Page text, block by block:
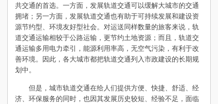
共交通的首选。一方面，发展轨道交通可以缓解大城市的交通
拥堵；另一方面，发展轨道交通也有助于可持续发展和建设资
源节约型、环境友好型社会。对运送同样数量的旅客来说，轨
道交通运输相较于公路运输，更节约土地资源；而且，轨道交
通运输多用电力牵引，能源利用率高，无空气污染，有利于改
善环境。因此，各大城市都把轨道交通列入市政建设的长期规
划中。
但是，城市轨道交通在给人们提供方便、快捷、舒适、经
济、环保服务的同时，也因其发展历史较短、经验不足，面临